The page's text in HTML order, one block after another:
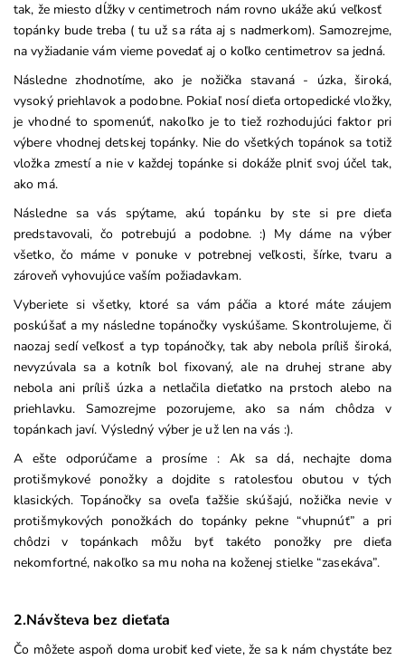
tak, že miesto dĺžky v centimetroch nám rovno ukáže akú veľkosť
topánky bude treba ( tu už sa ráta aj s nadmerkom). Samozrejme,
na vyžiadanie vám vieme povedať aj o koľko centimetrov sa jedná.
Následne zhodnotíme, ako je nožička stavaná - úzka, široká,
vysoký priehlavok a podobne. Pokiaľ nosí dieťa ortopedické vložky,
je vhodné to spomenúť, nakoľko je to tiež rozhodujúci faktor pri
výbere vhodnej detskej topánky. Nie do všetkých topánok sa totiž
vložka zmestí a nie v každej topánke si dokáže plniť svoj účel tak,
ako má.
Následne sa vás spýtame, akú topánku by ste si pre dieťa
predstavovali, čo potrebujú a podobne. :) My dáme na výber
všetko, čo máme v ponuke v potrebnej veľkosti, šírke, tvaru a
zároveň vyhovujúce vaším požiadavkam.
Vyberiete si všetky, ktoré sa vám páčia a ktoré máte záujem
poskúšať a my následne topánočky vyskúšame. Skontrolujeme, či
naozaj sedí veľkosť a typ topánočky, tak aby nebola príliš široká,
nevyzúvala sa a kotník bol fixovaný, ale na druhej strane aby
nebola ani príliš úzka a netlačila dieťatko na prstoch alebo na
priehlavku. Samozrejme pozorujeme, ako sa nám chôdza v
topánkach javí. Výsledný výber je už len na vás :).
A ešte odporúčame a prosíme : Ak sa dá, nechajte doma
protišmykové ponožky a dojdite s ratolesťou obutou v tých
klasických. Topánočky sa oveľa ťažšie skúšajú, nožička nevie v
protišmykových ponožkách do topánky pekne “vhupnúť” a pri
chôdzi v topánkach môžu byť takéto ponožky pre dieťa
nekomfortné, nakoľko sa mu noha na koženej stielke “zasekáva”.
2.Návšteva bez dieťaťa
Čo môžete aspoň doma urobiť keď viete, že sa k nám chystáte bez